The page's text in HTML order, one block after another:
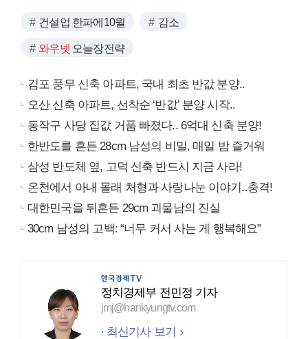
건설업 한파에10월 감소
와우넷 오늘장전략
김포 풍무 신축 아파트, 국내 최초 반값 분양..
오산 신축 아파트, 선착순 ‘반값’ 분양 시작..
동작구 사당 집값 거품 빠졌다.. 6억대 신축 분양!
한반도를 흔든 28cm 남성의 비밀, 매일 밤 즐거워
삼성 반도체 옆, 고덕 신축 반드시 지금 사라!
온천에서 아내 몰래 처형과 사랑나눈 이야기..충격!
대한민국을 뒤흔든 29cm 괴물남의 진실
30cm 남성의 고백: “너무 커서 사는 게 행복해요”
정치경제부 전민정 기자
jmj@hankyungtv.com
최신기사 보기